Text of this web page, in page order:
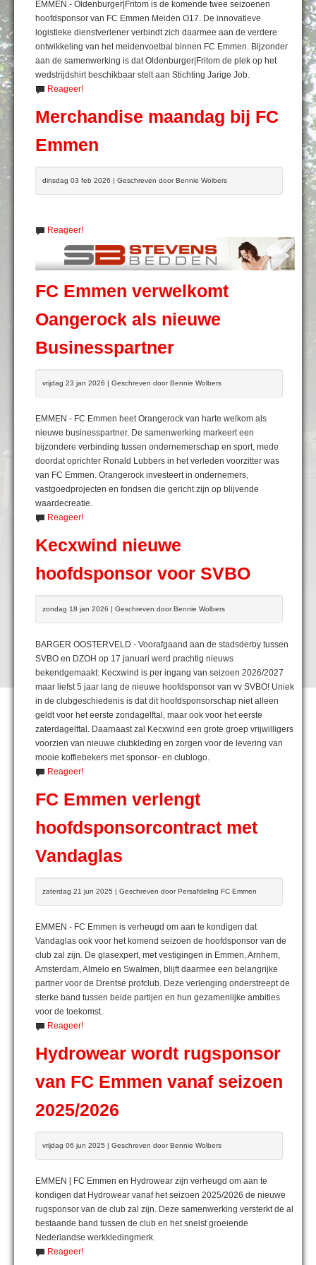
EMMEN - Oldenburger|Fritom is de komende twee seizoenen
hoofdsponsor van FC Emmen Meiden O17. De innovatieve
logistieke dienstverlener verbindt zich daarmee aan de verdere
ontwikkeling van het meidenvoetbal binnen FC Emmen. Bijzonder
aan de samenwerking is dat Oldenburger|Fritom de plek op het
wedstrijdshirt beschikbaar stelt aan Stichting Jarige Job.
Reageer!
Merchandise maandag bij FC
Emmen
dinsdag 03 feb 2026 | Geschreven door Bennie Wolbers
Reageer!
FC Emmen verwelkomt
Oangerock als nieuwe
Businesspartner
vrijdag 23 jan 2026 | Geschreven door Bennie Wolbers
EMMEN - FC Emmen heet Orangerock van harte welkom als
nieuwe businesspartner. De samenwerking markeert een
bijzondere verbinding tussen ondernemerschap en sport, mede
doordat oprichter Ronald Lubbers in het verleden voorzitter was
van FC Emmen. Orangerock investeert in ondernemers,
vastgoedprojecten en fondsen die gericht zijn op blijvende
waardecreatie.
Reageer!
Kecxwind nieuwe
hoofdsponsor voor SVBO
zondag 18 jan 2026 | Geschreven door Bennie Wolbers
BARGER OOSTERVELD - Voorafgaand aan de stadsderby tussen
SVBO en DZOH op 17 januari werd prachtig nieuws
bekendgemaakt: Kecxwind is per ingang van seizoen 2026/2027
maar liefst 5 jaar lang de nieuwe hoofdsponsor van vv SVBO! Uniek
in de clubgeschiedenis is dat dit hoofdsponsorschap niet alleen
geldt voor het eerste zondagelftal, maar ook voor het eerste
zaterdagelftal. Daarnaast zal Kecxwind een grote groep vrijwilligers
voorzien van nieuwe clubkleding en zorgen voor de levering van
mooie koffiebekers met sponsor- en clublogo.
Reageer!
FC Emmen verlengt
hoofdsponsorcontract met
Vandaglas
zaterdag 21 jun 2025 | Geschreven door Persafdeling FC Emmen
EMMEN - FC Emmen is verheugd om aan te kondigen dat
Vandaglas ook voor het komend seizoen de hoofdsponsor van de
club zal zijn. De glasexpert, met vestigingen in Emmen, Arnhem,
Amsterdam, Almelo en Swalmen, blijft daarmee een belangrijke
partner voor de Drentse profclub. Deze verlenging onderstreept de
sterke band tussen beide partijen en hun gezamenlijke ambities
voor de toekomst.
Reageer!
Hydrowear wordt rugsponsor
van FC Emmen vanaf seizoen
2025/2026
vrijdag 06 jun 2025 | Geschreven door Bennie Wolbers
EMMEN [ FC Emmen en Hydrowear zijn verheugd om aan te
kondigen dat Hydrowear vanaf het seizoen 2025/2026 de nieuwe
rugsponsor van de club zal zijn. Deze samenwerking versterkt de al
bestaande band tussen de club en het snelst groeiende
Nederlandse werkkledingmerk.
Reageer!